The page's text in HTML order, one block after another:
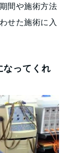
間や施術方法
せた施術に入
なってくれ